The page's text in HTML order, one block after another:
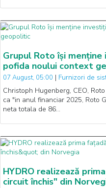
Grupul Roto își
pofida noului context
07 August, 05:00 | Furnizori de
Christoph Hugenberg, CEO,
ca "in anul financiar 2025, Roto
neta totala de 86…
HYDRO realizează
circuit închis" din